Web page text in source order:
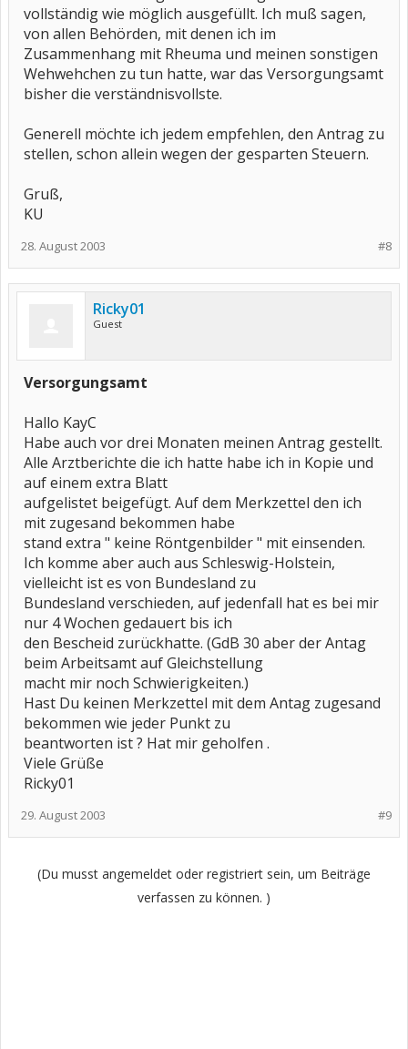
vollständig wie möglich ausgefüllt. Ich muß sagen,
von allen Behörden, mit denen ich im
Zusammenhang mit Rheuma und meinen sonstigen
Wehwehchen zu tun hatte, war das Versorgungsamt
bisher die verständnisvollste.
Generell möchte ich jedem empfehlen, den Antrag zu
stellen, schon allein wegen der gesparten Steuern.
Gruß,
KU
#8
28. August 2003
Ricky01
Guest
Versorgungsamt
Hallo KayC
Habe auch vor drei Monaten meinen Antrag gestellt.
Alle Arztberichte die ich hatte habe ich in Kopie und
auf einem extra Blatt
aufgelistet beigefügt. Auf dem Merkzettel den ich
mit zugesand bekommen habe
stand extra " keine Röntgenbilder " mit einsenden.
Ich komme aber auch aus Schleswig-Holstein,
vielleicht ist es von Bundesland zu
Bundesland verschieden, auf jedenfall hat es bei mir
nur 4 Wochen gedauert bis ich
den Bescheid zurückhatte. (GdB 30 aber der Antag
beim Arbeitsamt auf Gleichstellung
macht mir noch Schwierigkeiten.)
Hast Du keinen Merkzettel mit dem Antag zugesand
bekommen wie jeder Punkt zu
beantworten ist ? Hat mir geholfen .
Viele Grüße
Ricky01
#9
29. August 2003
(Du musst angemeldet oder registriert sein, um Beiträge
verfassen zu können. )